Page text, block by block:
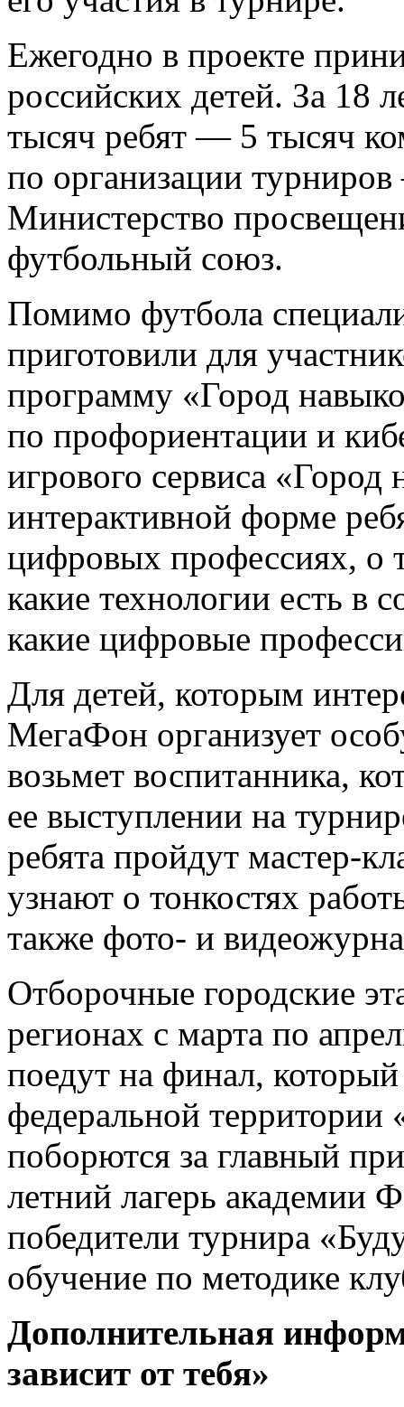
Ежегодно в проекте
российских детей. За 18
тысяч ребят — 5 тысяч
по организации
Министерство
футбольный союз.
Помимо футбола
приготовили для
программу «Город
по профориентации и
игрового сервиса
интерактивной форме
цифровых профессиях, о
какие технологии есть в
какие цифровые
Для детей, которым
МегаФон организует
возьмет воспитанника,
ее выступлении на
ребята пройдут мастер-
узнают о тонкостях
также фото- и
Отборочные городские
регионах с марта по
поедут на финал,
федеральной территории
поборются за главный
летний лагерь академии
победители турнира
обучение по методике
Дополнительная
зависит от тебя»